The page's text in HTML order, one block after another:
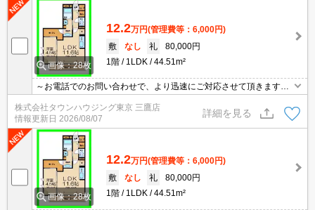
画像：28枚
12.2万円(管理費等：6,000円)
敷
なし 礼
80,000円
1階
1LDK 44.51m²
～お電話でのお問い合わせで、より迅速にご対応させて頂きます～
地域密着タウンハウジングまで～
株式会社タウンハウジング東京 三鷹店
情報更新日 2026/08/07
詳細を見る
画像：28枚
12.2万円(管理費等：6,000円)
敷
なし 礼
80,000円
1階
1LDK 44.51m²